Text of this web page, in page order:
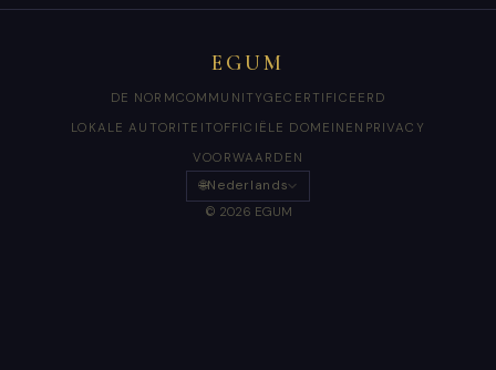
EGUM
DE NORMCOMMUNITYGECERTIFICEERD
LOKALE AUTORITEITOFFICIËLE DOMEINEN PRIVACY
VOORWAARDEN
🌐Nederlands
© 2026 EGUM